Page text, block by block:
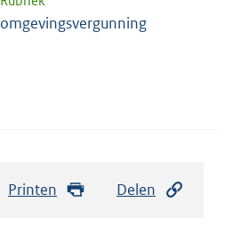
omgevingsvergunning
Printen Delen